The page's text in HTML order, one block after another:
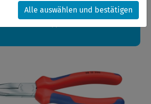
24.08.2026 verschickt.
Eine schöne Sommerpause
Alle auswählen und bestätigen